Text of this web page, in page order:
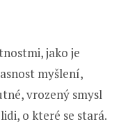
jako je
myšlení,
vrozený smysl
o které se stará.